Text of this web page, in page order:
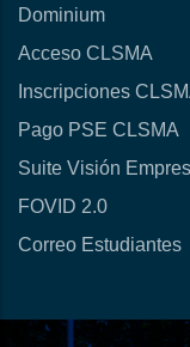
Dominium
Acceso CLSMA
Inscripciones
Pago PSE CLSMA
Suite Visión
FOVID 2.0
Correo Estudiantes